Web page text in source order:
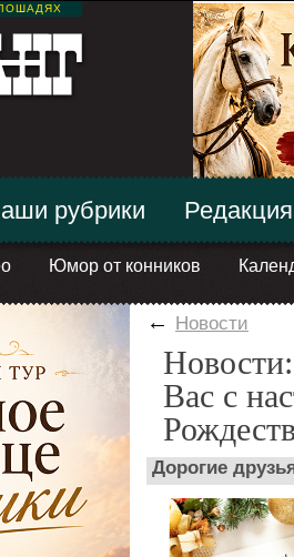
Юмор от конников
рубрики Редакция
← Новости
Вас с
Дорогие